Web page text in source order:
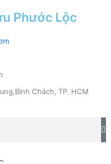
Phước Lộc
Chách, TP. HCM